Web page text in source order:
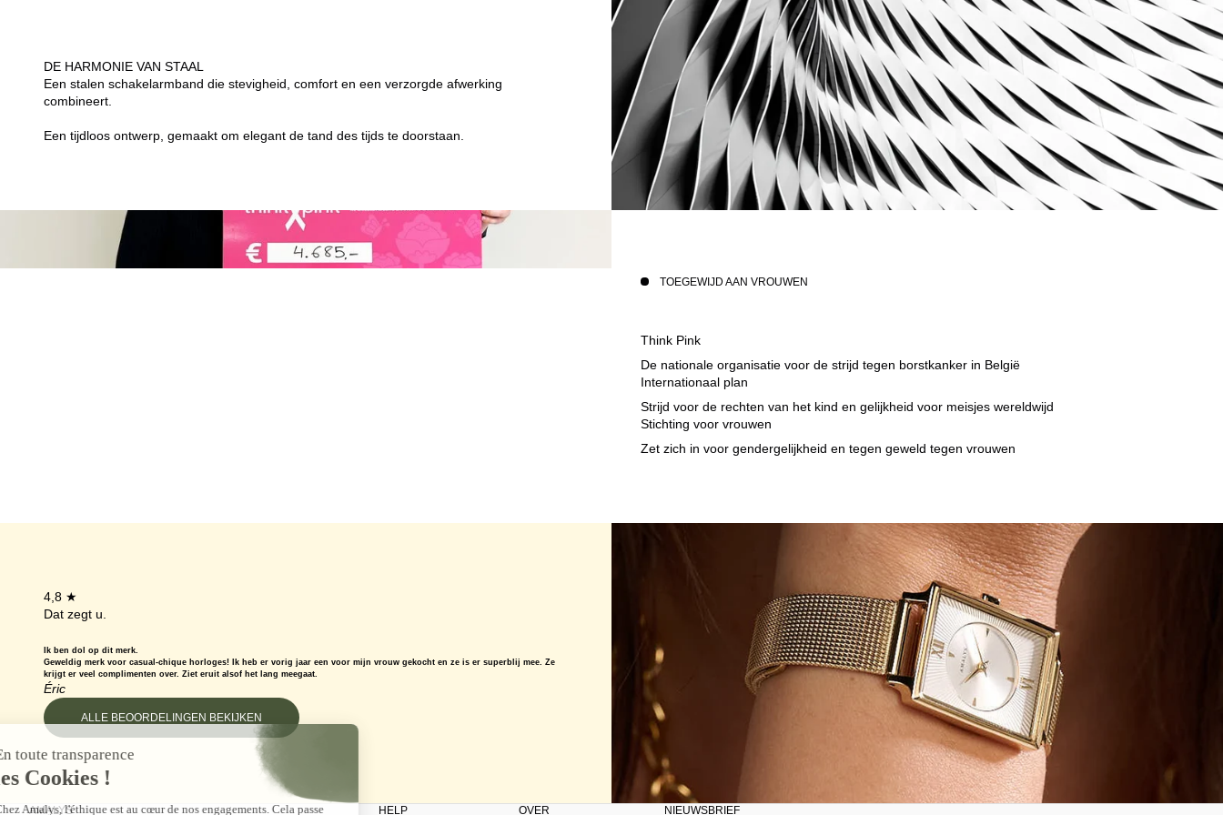
DE HARMONIE VAN STAAL
Een stalen schakelarmband die stevigheid, comfort en een verzorgde afwerking
combineert.
Een tijdloos ontwerp, gemaakt om elegant de tand des tijds te doorstaan.
TOEGEWIJD AAN VROUWEN
Think Pink
De nationale organisatie voor de strijd tegen borstkanker in België
Internationaal plan
Strijd voor de rechten van het kind en gelijkheid voor meisjes wereldwijd
Stichting voor vrouwen
Zet zich in voor gendergelijkheid en tegen geweld tegen vrouwen
4,8 ★
Dat zegt u.
Ik ben dol op dit merk.
Geweldig merk voor casual-chique horloges! Ik heb er vorig jaar een voor mijn vrouw gekocht en ze is er superblij mee. Ze
krijgt er veel complimenten over. Ziet eruit alsof het lang meegaat.
Éric
ALLE BEOORDELINGEN BEKIJKEN
AMALYS HELP OVER NIEUWSBRIEF